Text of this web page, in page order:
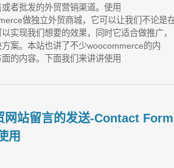
者批发的外贸营销渠道。使用
做独立外贸商城，它可以让我们不论是
实现我们想要的效果，同时它适合做推广，
案。本站也讲了不少woocommerce的内
的内容。下面我们来讲讲使用
站留言的发送-Contact Form
用